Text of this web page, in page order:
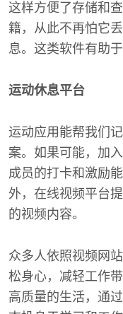
这样方便了存储和
籍，从此不再怕它
息。这类软件有助
运动休息平台
运动应用能帮我们
案。如果可能，加
成员的打卡和激励
外，在线视频平台
的视频内容。
众多人依照视频网
松身心，减轻工作
高质量的生活，通